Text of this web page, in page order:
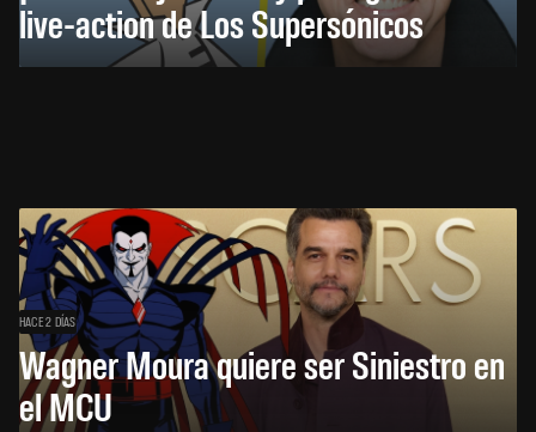
live-action de Los Supersónicos
HACE 2 DÍAS
Wagner Moura quiere ser Siniestro en
el MCU